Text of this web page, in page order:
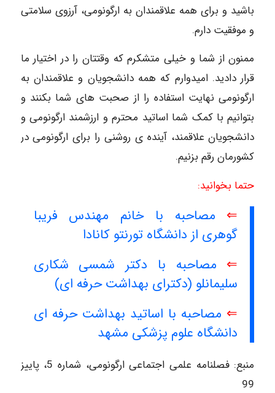
باشید و برای همه علاقمندان به ارگونومی، آرزوی سلامتی
و موفقیت دارم.
ممنون از شما و خیلی متشکرم که وقتتان را در اختیار ما
قرار دادید. امیدوارم که همه دانشجویان و علاقمندان به
ارگونومی نهایت استفاده را از صحبت های شما بکنند و
بتوانیم با کمک شما اساتید محترم و ارزشمند ارگونومی و
دانشجویان علاقمند، آینده ی روشنی را برای ارگونومی در
کشورمان رقم بزنیم.
حتما بخوانید:
⇐ مصاحبه با خانم مهندس فریبا
گوهری از دانشگاه تورنتو کانادا
⇐ مصاحبه با دکتر شمسی شکاری
سلیمانلو (دکترای بهداشت حرفه ای)
⇐ مصاحبه با اساتید بهداشت حرفه ای
دانشگاه علوم پزشکی مشهد
منبع: فصلنامه علمی اجتماعی ارگونومی، شماره 5، پاییز
99